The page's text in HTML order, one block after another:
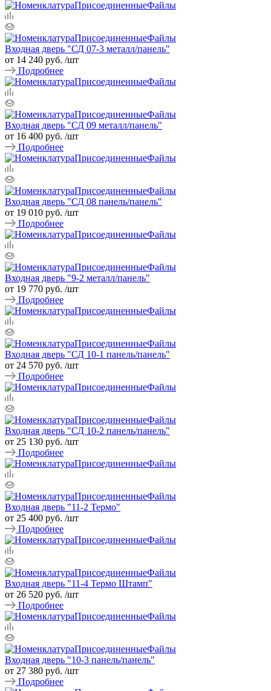
Входная дверь "СД 07-3 металл/панель"
от 14 240 руб. /шт
Подробнее
Входная дверь "СД 09 металл/панель"
от 16 400 руб. /шт
Подробнее
Входная дверь "СД 08 панель/панель"
от 19 010 руб. /шт
Подробнее
Входная дверь "9-2 металл/панель"
от 19 770 руб. /шт
Подробнее
Входная дверь "СД 10-1 панель/панель"
от 24 570 руб. /шт
Подробнее
Входная дверь "СД 10-2 панель/панель"
от 25 130 руб. /шт
Подробнее
Входная дверь "11-2 Термо"
от 25 400 руб. /шт
Подробнее
Входная дверь "11-4 Термо Штамп"
от 26 520 руб. /шт
Подробнее
Входная дверь "10-3 панель/панель"
от 27 380 руб. /шт
Подробнее